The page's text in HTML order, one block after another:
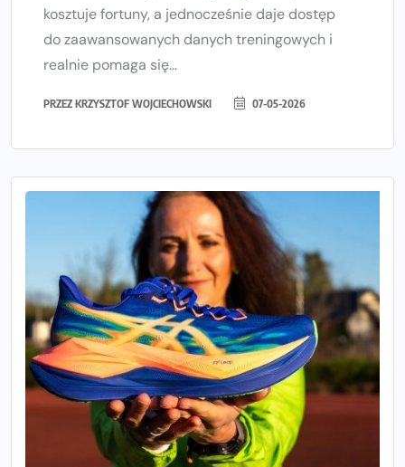
kosztuje fortuny, a jednocześnie daje dostęp
do zaawansowanych danych treningowych i
realnie pomaga się...
PRZEZ KRZYSZTOF WOJCIECHOWSKI 07-05-2026